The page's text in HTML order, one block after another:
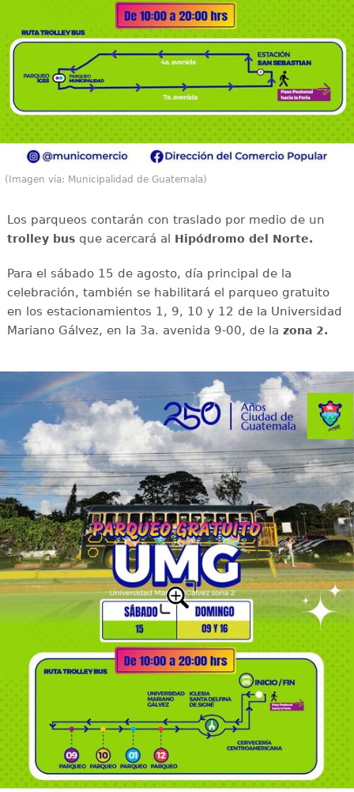
(Imagen vía: Municipalidad de Guatemala)
Los parqueos contarán con traslado por medio de un
trolley busque acercará al Hipódromo del Norte.
Para el sábado 15 de agosto, día principal de la
celebración, también se habilitará el parqueo gratuito
en los estacionamientos 1, 9, 10 y 12 de la Universidad
Mariano Gálvez, en la 3a. avenida 9-00, de la zona 2.